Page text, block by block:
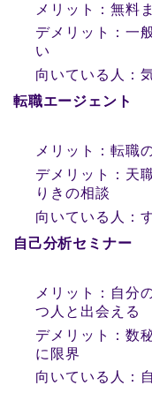
メリット：無料
デメリット：一
い
向いている人：
転職エージェント
メリット：転職
デメリット：天
りきの相談
向いている人：
自己分析セミナー
メリット：自分
つ人と出会える
デメリット：数
に限界
向いている人：